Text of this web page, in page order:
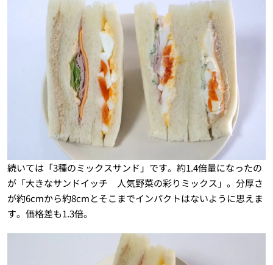
続いては「3種のミックスサンド」です。約1.4倍量になったの
が「大きなサンドイッチ 人気野菜の彩りミックス」。分厚さ
が約6cmから約8cmとそこまでインパクトはないように思えま
す。価格差も1.3倍。